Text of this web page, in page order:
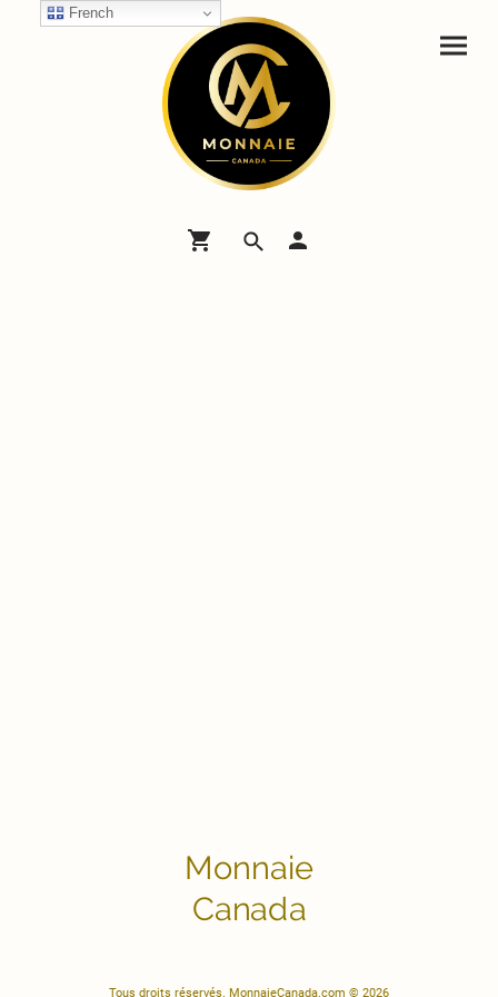
Monnaie
Canada
Tous droits réservés. MonnaieCanada.com © 2026
French